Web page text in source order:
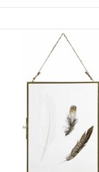
Fotolijst goudkleurig
20x26 aan een
TOEVOEGEN AAN